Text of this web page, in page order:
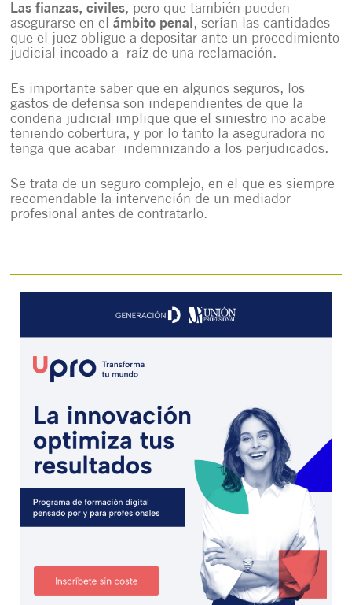
Las fianzas, civiles, pero que también pueden
asegurarse en elámbito penal, serían las cantidades
que el juez obligue a depositar ante un procedimiento
judicial incoado a raíz de una reclamación.
Es importante saber que en algunos seguros, los
gastos de defensa son independientes de que la
condena judicial implique que el siniestro no acabe
teniendo cobertura, y por lo tanto la aseguradora no
tenga que acabar indemnizando a los perjudicados.
Se trata de un seguro complejo, en el que es siempre
recomendable la intervención de un mediador
profesional antes de contratarlo.